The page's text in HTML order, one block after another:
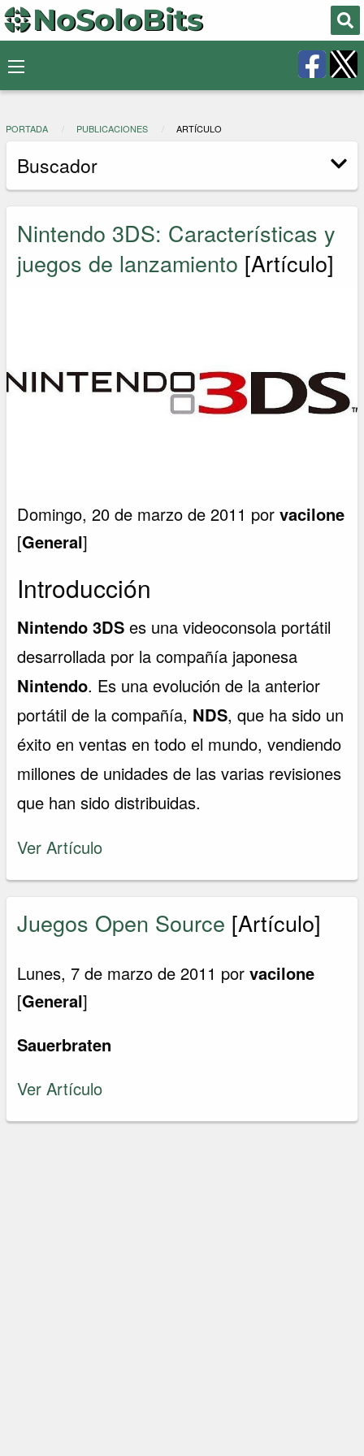
PORTADA PUBLICACIONES ARTÍCULO
Buscador
Nintendo 3DS: Características y
juegos de lanzamiento [Artículo]
Domingo, 20 de marzo de 2011 porvacilone
[General]
Introducción
Nintendo 3DS es una videoconsola portátil
desarrollada por la compañía japonesa
Nintendo. Es una evolución de la anterior
portátil de la compañía, NDS, que ha sido un
éxito en ventas en todo el mundo, vendiendo
millones de unidades de las varias revisiones
que han sido distribuidas.
Ver Artículo
Juegos Open Source [Artículo]
Lunes, 7 de marzo de 2011 porvacilone
[General]
Sauerbraten
Ver Artículo